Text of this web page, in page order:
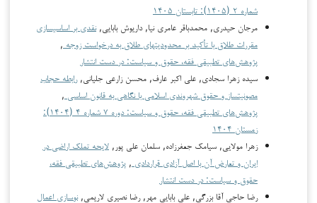
شماره ۲ (۱۴۰۵): تابستان ۱۴۰۵
مرجان حیدری, محمدباقر عامری نیا, داریوش بابایی,نقدی بر اساسی­سازی
مقررات طلاق با تأکید بر محدودیت­های طلاق به درخواست زوجه ,
پژوهش‌های تطبیقی فقه، حقوق و سیاست: در دست انتشار
سیده زهرا سجادی, علی اکبر عارف, محسن زارعی جلیانی,رابطه حجاب
مصونیت­ساز و حقوق شهروندی اسلامی با نگاهی به قانون اساسی ,
پژوهش‌های تطبیقی فقه، حقوق و سیاست: دوره ۷ شماره ۴ (۱۴۰۴):
زمستان ۱۴۰۴
زهرا مولایی, سیامک جعفرزاده, سلمان علی پور, لایحه تملک اراضی در
ایران و تعارض آن با اصل آزادی قراردادی , پژوهش‌های تطبیقی فقه،
حقوق و سیاست: در دست انتشار
رضا حاجی آقا بزرگی, علی بابایی مهر, رضا نصیری لاریمی,نوسازی اعمال